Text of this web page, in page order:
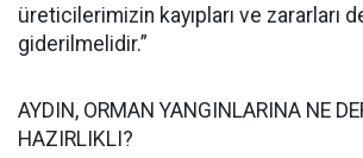
üreticilerimizin kayıpları ve zararları
giderilmelidir.”
AYDIN, ORMAN YANGINLARINA NE
HAZIRLIKLI?